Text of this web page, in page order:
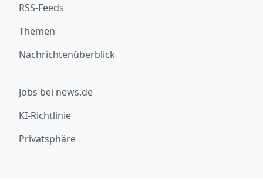
RSS-Feeds
Themen
Nachrichtenüberblick
Jobs bei news.de
KI-Richtlinie
Privatsphäre